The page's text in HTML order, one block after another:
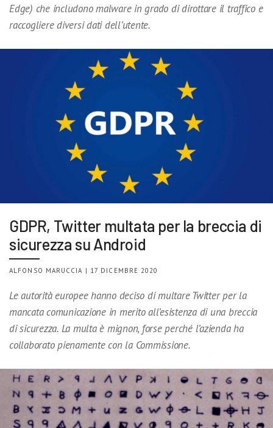
Edge) che includono malware in grado di dirottare il traffico e
raccogliere diversi dati dell’utente.
GDPR, Twitter multata per la breccia di
sicurezza su Android
ALFONSO MARUCCIA | 17 DICEMBRE 2020
Le autorità europee hanno deciso di multare Twitter per la
mancata comunicazione in merito all’esistenza di una breccia
di sicurezza. La multa è mignon, forse perché l’azienda ha
collaborato pienamente con la Commissione.